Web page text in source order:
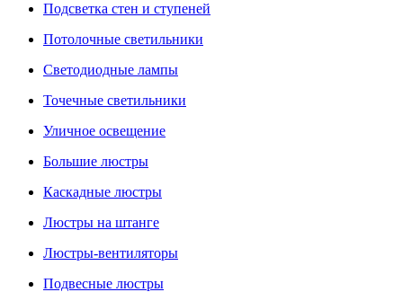
Подсветка стен и ступеней
Потолочные светильники
Светодиодные лампы
Точечные светильники
Уличное освещение
Большие люстры
Каскадные люстры
Люстры на штанге
Люстры-вентиляторы
Подвесные люстры